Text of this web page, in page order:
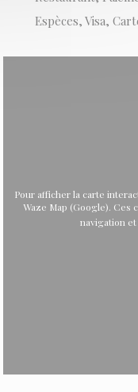
Espèces, Visa,
Pour afficher la carte
Waze Map (Google). Ces
navigation